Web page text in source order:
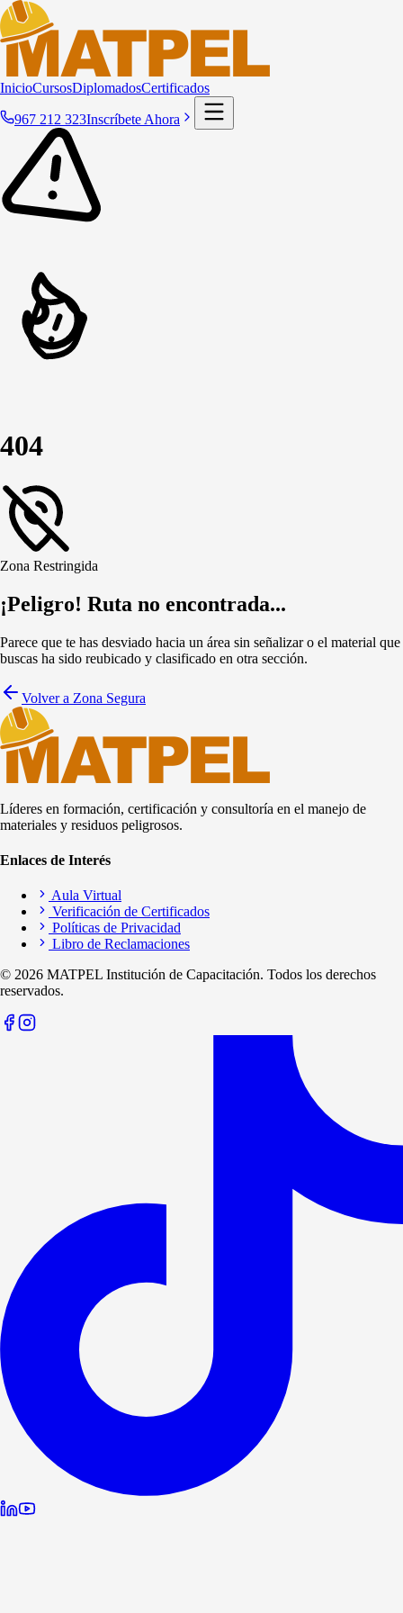
InicioCursosDiplomadosCertificados
967 212 323Inscríbete Ahora
404
Zona Restringida
¡Peligro! Ruta no encontrada...
Parece que te has desviado hacia un área sin señalizar o el material que
buscas ha sido reubicado y clasificado en otra sección.
Volver a Zona Segura
Líderes en formación, certificación y consultoría en el manejo de
materiales y residuos peligrosos.
Enlaces de Interés
Aula Virtual
Verificación de Certificados
Políticas de Privacidad
Libro de Reclamaciones
© 2026 MATPEL Institución de Capacitación. Todos los derechos
reservados.